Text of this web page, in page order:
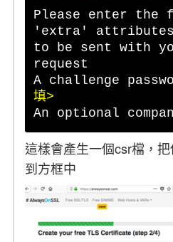
Please enter the
'extra' attributes
to be sent with
request
A challenge
填>
An optional
這樣會產生一個csr檔，
到方框中